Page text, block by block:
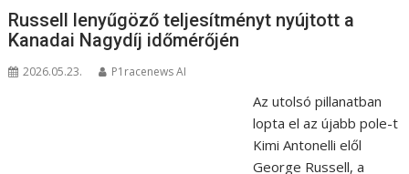
Russell lenyűgöző teljesítményt nyújtott a
Kanadai Nagydíj időmérőjén
2026.05.23. P1racenews AI
Az utolsó pillanatban
lopta el az újabb pole-t
Kimi Antonelli elől
George Russell, a